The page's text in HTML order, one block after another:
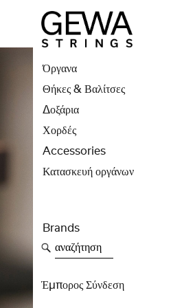
Όργανα
Θήκες & Βαλίτσες
Δοξάρια
Χορδές
Accessories
Κατασκευή οργάνων
Brands
αναζήτηση
Έμπορος Σύνδεση